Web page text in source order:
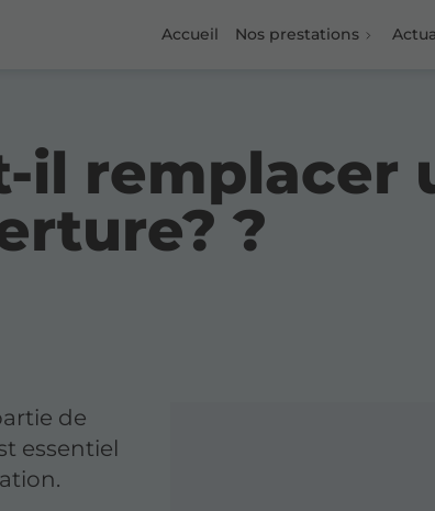
Accueil Nos prestations
il remplacer
?
de
essentiel